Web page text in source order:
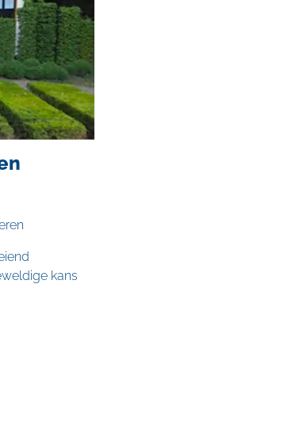
kans